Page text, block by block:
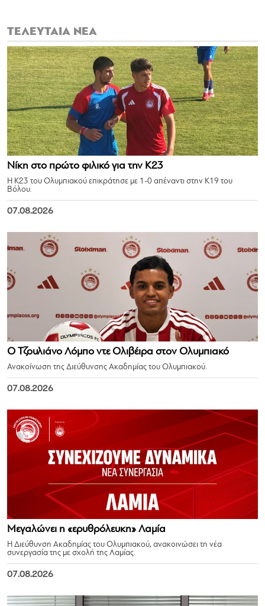
ΤΕΛΕΥΤΑΙΑ ΝΕΑ
Νίκη στο πρώτο φιλικό για την Κ23
Η Κ23 του Ολυμπιακού επικράτησε με 1-0 απέναντι στην Κ19 του
Βόλου.
07.08.2026
Ο Τζουλιάνο Λόμπο ντε Ολιβέιρα στον Ολυμπιακό
Ανακοίνωση της Διεύθυνσης Ακαδημίας του Ολυμπιακού.
07.08.2026
Μεγαλώνει η «ερυθρόλευκη» Λαμία
Η Διεύθυνση Ακαδημίας του Ολυμπιακού, ανακοινώσει τη νέα
συνεργασία της με σχολή της Λαμίας.
07.08.2026